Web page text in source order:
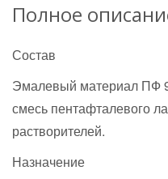
Полное
Состав
Эмалевый материал ПФ
смесь пентафталевого
растворителей.
Назначение